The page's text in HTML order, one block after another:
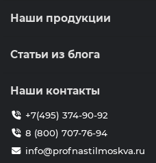
Наши продукции
Статьи из блога
Наши контакты
+7(495) 374-90-92
8 (800) 707-76-94
info@profnastilmoskva.ru